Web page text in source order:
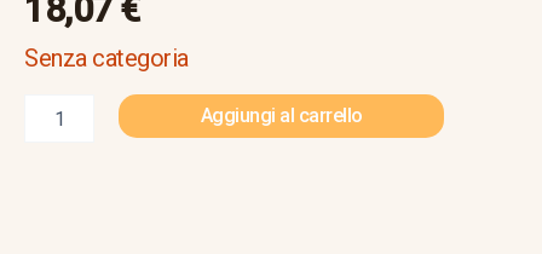
18,07€
Senza categoria
Aggiungi al carrello